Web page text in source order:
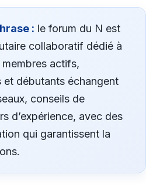
: le forum du N est
collaboratif dédié à
membres actifs,
et débutants échangent
conseils de
d’expérience, avec des
qui garantissent la